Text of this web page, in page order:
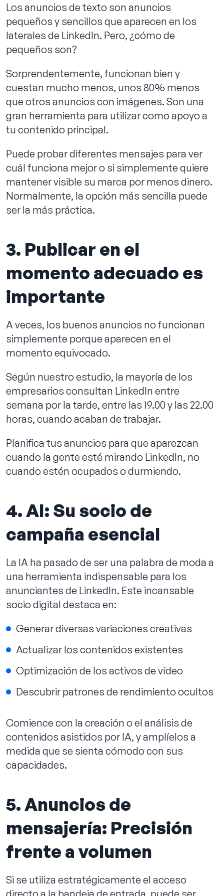
Los anuncios de texto son anuncios
pequeños y sencillos que aparecen en los
laterales de LinkedIn. Pero, ¿cómo de
pequeños son?
Sorprendentemente, funcionan bien y
cuestan mucho menos, unos 80% menos
que otros anuncios con imágenes. Son una
gran herramienta para utilizar como apoyo a
tu contenido principal.
Puede probar diferentes mensajes para ver
cuál funciona mejor o si simplemente quiere
mantener visible su marca por menos dinero.
Normalmente, la opción más sencilla puede
ser la más práctica.
3. Publicar en el
momento adecuado es
importante
A veces, los buenos anuncios no funcionan
simplemente porque aparecen en el
momento equivocado.
Según nuestro estudio, la mayoría de los
empresarios consultan LinkedIn entre
semana por la tarde, entre las 19.00 y las 22.00
horas, cuando acaban de trabajar.
Planifica tus anuncios para que aparezcan
cuando la gente esté mirando LinkedIn, no
cuando estén ocupados o durmiendo.
4. AI: Su socio de
campaña esencial
La IA ha pasado de ser una palabra de moda a
una herramienta indispensable para los
anunciantes de LinkedIn. Este incansable
socio digital destaca en:
Generar diversas variaciones creativas
Actualizar los contenidos existentes
Optimización de los activos de vídeo
Descubrir patrones de rendimiento ocultos
Comience con la creación o el análisis de
contenidos asistidos por IA, y amplíelos a
medida que se sienta cómodo con sus
capacidades.
5. Anuncios de
mensajería: Precisión
frente a volumen
Si se utiliza estratégicamente el acceso